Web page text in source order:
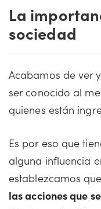
La
sociedad
Acabamos de ver
ser conocido al
quienes están
Es por eso que
alguna influencia
establezcamos que
las acciones que